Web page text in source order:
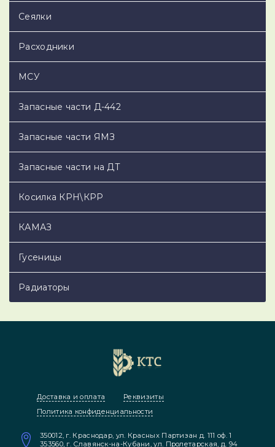
Сеялки
Расходники
МСУ
Запасные части Д-442
Запасные части ЯМЗ
Запасные части на ДТ
Косилка КРН\КРР
КАМАЗ
Гусеницы
Радиаторы
Доставка и оплата
Реквизиты
Политика конфиденциальности
350012, г. Краснодар, ул. Красных Партизан д. 111 оф. 1
353560, г. Славянск-на-Кубани, ул. Пролетарская, д. 94